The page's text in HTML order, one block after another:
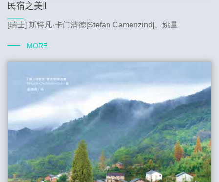
民宿之美Ⅱ
[瑞士] 斯特凡·卡门清德[Stefan Camenzind]、姚量
MORE